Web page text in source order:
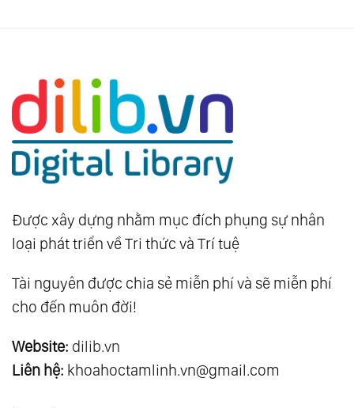
Được xây dựng nhằm mục đích phụng sự nhân
loại phát triển về Tri thức và Trí tuệ
Tài nguyên được chia sẻ miễn phí và sẽ miễn phí
cho đến muôn đời!
Website: dilib.vn
Liên hệ: khoahoctamlinh.vn@gmail.com